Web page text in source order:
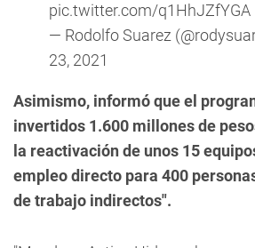
pic.twitter.com/q1HhJZfYGA
— Rodolfo Suarez
23, 2021
Asimismo, informó que el
invertidos 1.600 millones de
la reactivación de unos 15
empleo directo para 400
de trabajo indirectos".